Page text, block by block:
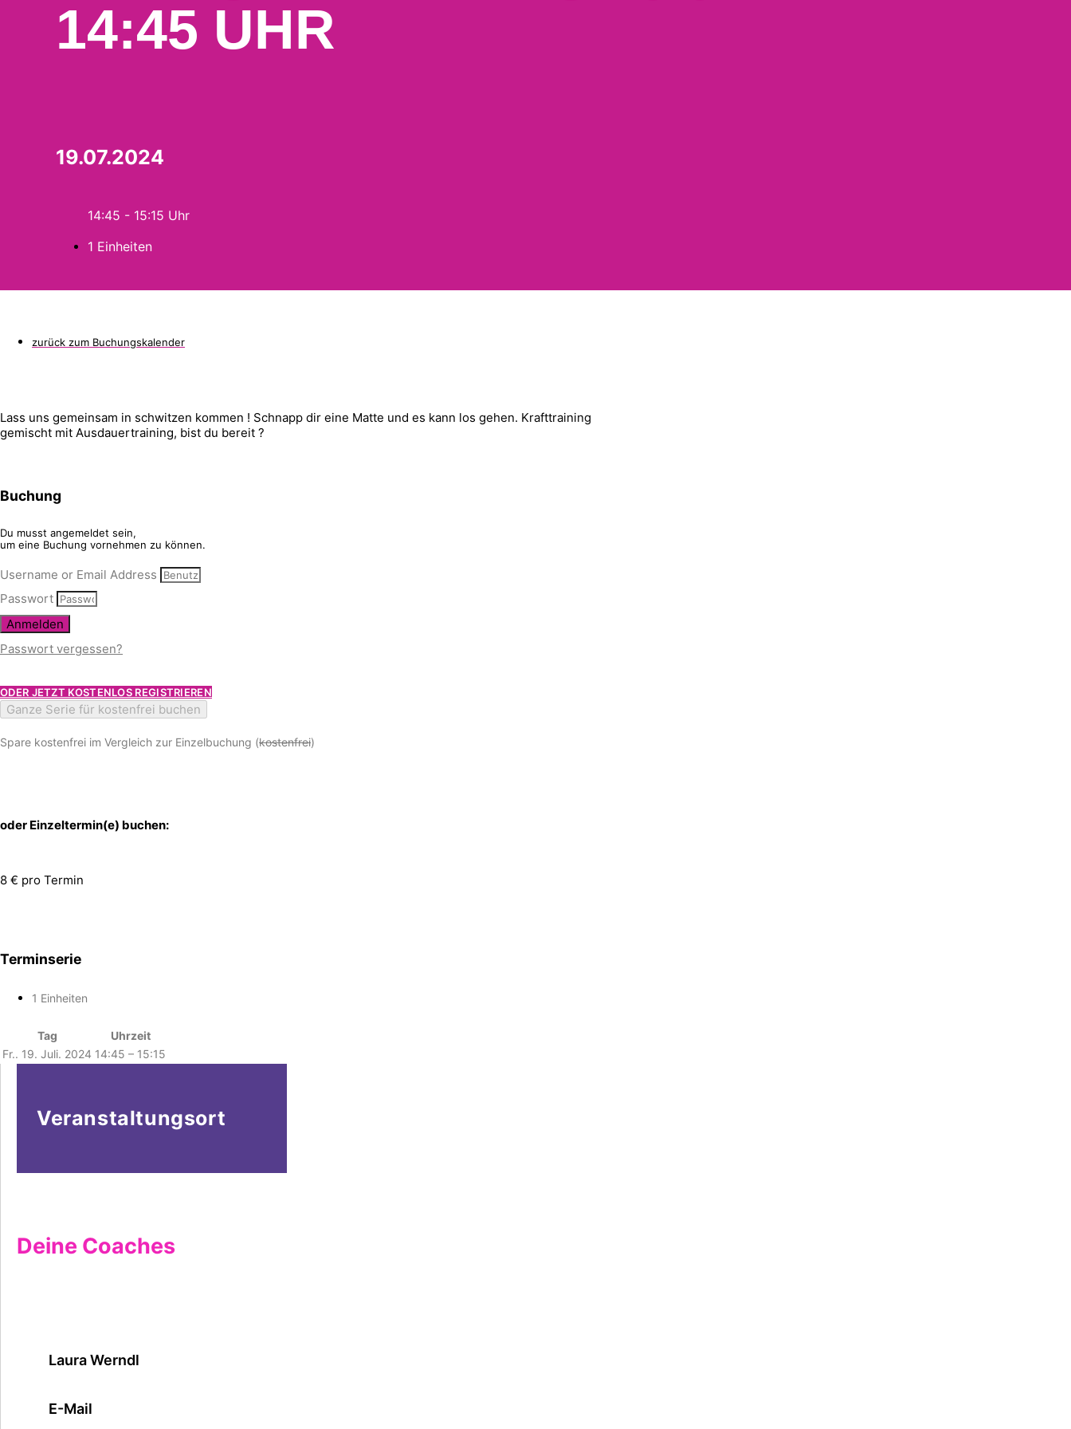
14:45 UHR
19.07.2024
14:45 - 15:15
1 Einheiten
zurück zum Buchungskalender
Lass uns gemeinsam in schwitzen kommen ! Schnapp dir eine Matte und es kann los gehen. Krafttraining
gemischt mit Ausdauertraining, bist du bereit ?
Buchung
Du musst angemeldet sein,
um eine Buchung vornehmen zu können.
Username or Email Address
Passwort
Anmelden
Passwort vergessen?
ODER JETZT KOSTENLOS REGISTRIEREN
Ganze Serie für kostenfrei buchen
Spare kostenfrei im Vergleich zur Einzelbuchung (kostenfrei)
oder Einzeltermin(e) buchen:
8 € pro Termin
Terminserie
1 Einheiten
Tag
Uhrzeit
Fr.. 19. Juli. 2024 14:45 – 15:15
Veranstaltungsort
Deine Coaches
Laura Werndl
E-Mail